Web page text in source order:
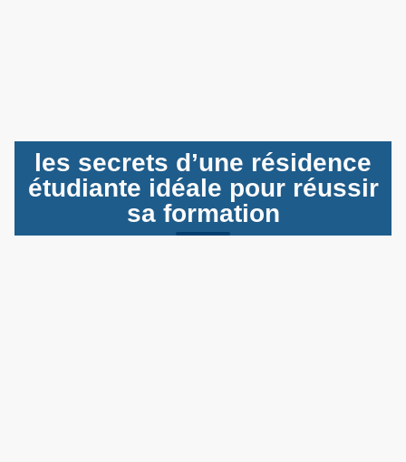
les secrets d’une résidence
étudiante idéale pour réussir
sa formation